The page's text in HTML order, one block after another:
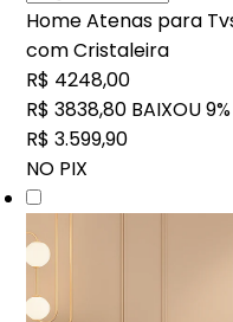
Home Atenas para
com Cristaleira
R$ 4248,00
R$ 3838,80 BAIXOU 9%
R$ 3.599,90
NO PIX